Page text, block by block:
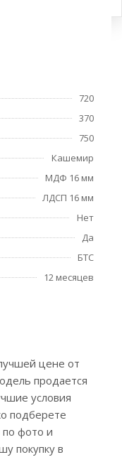
720
370
750
Кашемир
МДФ 16 мм
ЛДСП 16 мм
Нет
Да
БТС
12 месяцев
цене от
продается
условия
подберете
фото и
покупку в